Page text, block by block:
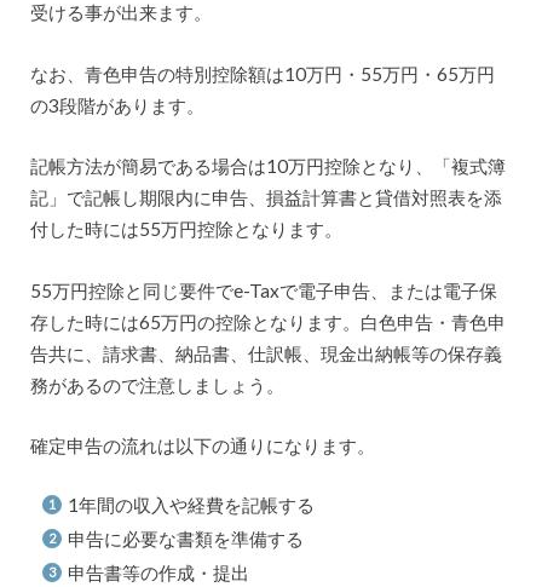
受ける事が出来ます。
なお、青色申告の特別控除額は10万円・55万円・65万円
の3段階があります。
記帳方法が簡易である場合は10万円控除となり、「複式簿
記」で記帳し期限内に申告、損益計算書と貸借対照表を添
付した時には55万円控除となります。
55万円控除と同じ要件でe-Taxで電子申告、または電子保
存した時には65万円の控除となります。白色申告・青色申
告共に、請求書、納品書、仕訳帳、現金出納帳等の保存義
務があるので注意しましょう。
確定申告の流れは以下の通りになります。
1年間の収入や経費を記帳する
申告に必要な書類を準備する
申告書等の作成・提出